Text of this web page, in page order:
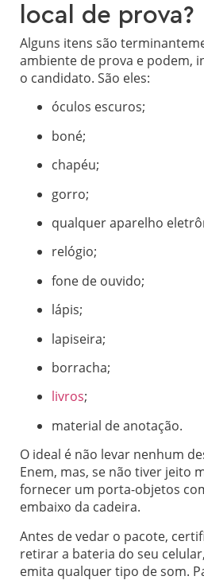
local de prova?
Alguns itens são
ambiente de prova e podem,
o candidato. São eles:
óculos escuros;
boné;
chapéu;
gorro;
qualquer aparelho
relógio;
fone de ouvido;
lápis;
lapiseira;
borracha;
livros;
material de anotação.
O ideal é não levar nenhum
Enem, mas, se não tiver jeito
fornecer um porta-objetos
embaixo da cadeira.
Antes de vedar o pacote,
retirar a bateria do seu
emita qualquer tipo de som.